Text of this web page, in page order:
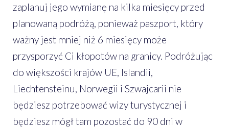
zaplanuj jego wymianę na kilka miesięcy przed
planowaną podróżą, ponieważ paszport, który
ważny jest mniej niż 6 miesięcy może
przysporzyć Ci kłopotów na granicy. Podróżując
do większości krajów UE, Islandii,
Liechtensteinu, Norwegii i Szwajcarii nie
będziesz potrzebować wizy turystycznej i
będziesz mógł tam pozostać do 90 dni w